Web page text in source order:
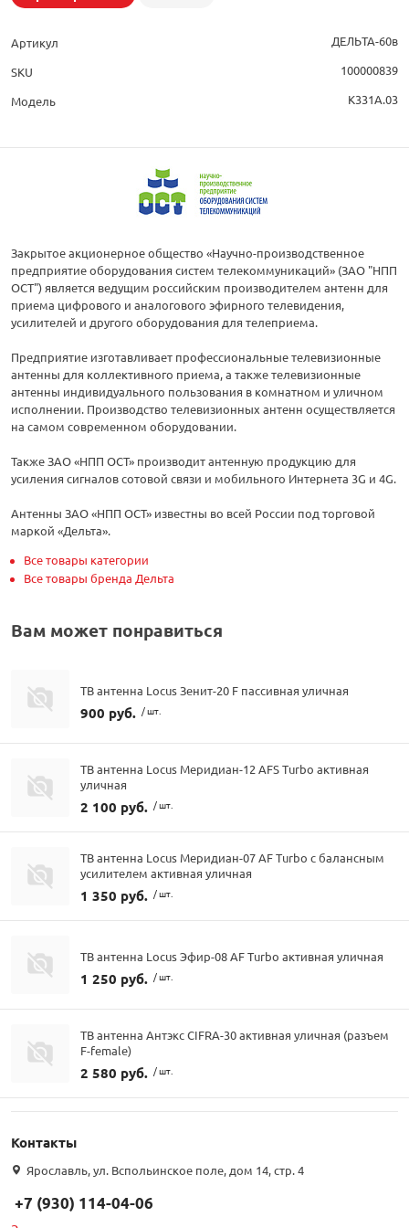
Артикул
ДЕЛЬТА-60в
SKU
100000839
Модель
К331А.03
Закрытое акционерное общество «Научно-производственное
предприятие оборудования систем телекоммуникаций» (ЗАО "НПП
ОСТ") является ведущим российским производителем антенн для
приема цифрового и аналогового эфирного телевидения,
усилителей и другого оборудования для телеприема.
Предприятие изготавливает профессиональные телевизионные
антенны для коллективного приема, а также телевизионные
антенны индивидуального пользования в комнатном и уличном
исполнении. Производство телевизионных антенн осуществляется
на самом современном оборудовании.
Также ЗАО «НПП ОСТ» производит антенную продукцию для
усиления сигналов сотовой связи и мобильного Интернета 3G и 4G.
Антенны ЗАО «НПП ОСТ» известны во всей России под торговой
маркой «Дельта».
Все товары категории
Все товары бренда Дельта
Вам может понравиться
ТВ антенна Locus Зенит-20 F пассивная уличная
900 руб. / шт.
ТВ антенна Locus Меридиан-12 AFS Turbo активная
уличная
2 100 руб. / шт.
ТВ антенна Locus Меридиан-07 AF Turbo с балансным
усилителем активная уличная
1 350 руб. / шт.
ТВ антенна Locus Эфир-08 AF Turbo активная уличная
1 250 руб. / шт.
ТВ антенна Антэкс CIFRA-30 активная уличная (разъем
F-female)
2 580 руб. / шт.
Контакты
Ярославль, ул. Вспольинское поле, дом 14, стр. 4
+7 (930) 114-04-06